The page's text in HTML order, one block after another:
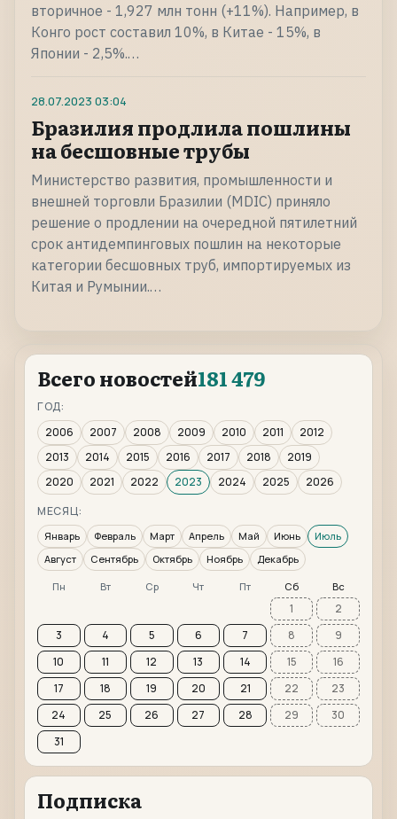
вторичное - 1,927 млн тонн (+11%). Например, в
Конго рост составил 10%, в Китае - 15%, в
Японии - 2,5%.…
28.07.2023 03:04
Бразилия продлила пошлины
на бесшовные трубы
Министерство развития, промышленности и
внешней торговли Бразилии (MDIC) приняло
решение о продлении на очередной пятилетний
срок антидемпинговых пошлин на некоторые
категории бесшовных труб, импортируемых из
Китая и Румынии.…
Всего новостей181 479
ГОД:
2006
2007 2008 2009 2010 2011
2012
2013
2014 2015 2016 2017 2018
2019
2020
2021 2022 2023 2024 2025
2026
МЕСЯЦ:
Январь Февраль Март Апрель Май Июнь
Июль
Август
Сентябрь Октябрь Ноябрь Декабрь
Пн Вт Ср Чт Пт Сб Вс
1
2
3
4 5 6 7 8
9
10
11 12 13 14 15
16
17
18 19 20 21 22
23
24
25 26 27 28 29
30
31
Подписка